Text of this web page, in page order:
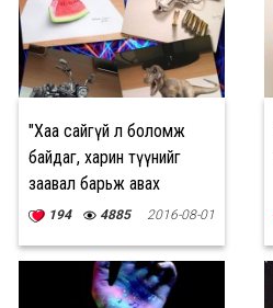
"Хаа сайгүй л боломж
байдаг, харин түүнийг
заавал барьж авах
хэрэгтэй"
194 4885 2016-08-01